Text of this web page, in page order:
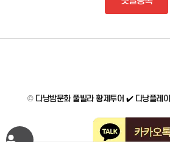
© 다낭밤문화 풀빌라 황제투어 ✔️ 다낭플레이